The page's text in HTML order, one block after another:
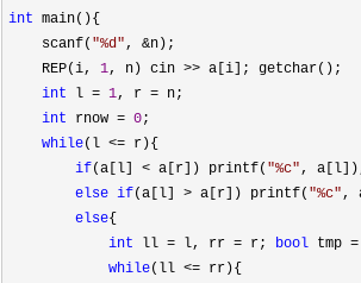
int main(){
    scanf(
"%d", &n);
    REP(i,
1, n) cin >> a[i]; getchar();
int l = 1, r = n;
int rnow = 0;
while(l <= r){
if(a[l] < a[r]) printf( "%c", a[l]),
else if(a[l] > a[r]) printf( "%c",
else{
int ll = l, rr = r; bool tmp =
while(ll <= rr){